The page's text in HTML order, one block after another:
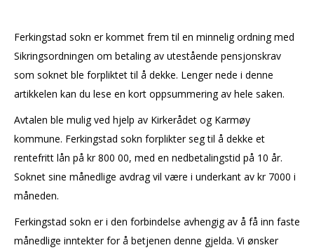
Ferkingstad sokn er kommet frem til en minnelig ordning med
Sikringsordningen om betaling av utestående pensjonskrav
som soknet ble forpliktet til å dekke. Lenger nede i denne
artikkelen kan du lese en kort oppsummering av hele saken.
Avtalen ble mulig ved hjelp av Kirkerådet og Karmøy
kommune. Ferkingstad sokn forplikter seg til å dekke et
rentefritt lån på kr 800 00, med en nedbetalingstid på 10 år.
Soknet sine månedlige avdrag vil være i underkant av kr 7000 i
måneden.
Ferkingstad sokn er i den forbindelse avhengig av å få inn faste
månedlige inntekter for å betjenen denne gjelda. Vi ønsker